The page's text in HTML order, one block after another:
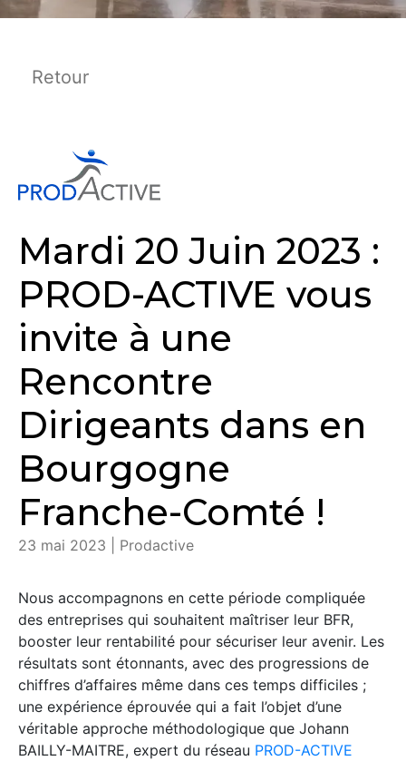
Retour
Mardi 20 Juin 2023 :
PROD-ACTIVE vous
invite à une
Rencontre
Dirigeants dans en
Bourgogne
Franche-Comté !
23 mai 2023 | Prodactive
Nous accompagnons en cette période compliquée
des entreprises qui souhaitent maîtriser leur BFR,
booster leur rentabilité pour sécuriser leur avenir. Les
résultats sont étonnants, avec des progressions de
chiffres d’affaires même dans ces temps difficiles ;
une expérience éprouvée qui a fait l’objet d’une
véritable approche méthodologique que Johann
BAILLY-MAITRE, expert du réseau PROD-ACTIVE